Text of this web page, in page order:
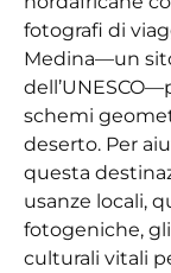
fotografi di
Medina—un
schemi
deserto. Per
questa
usanze locali,
fotogeniche,
culturali vitali